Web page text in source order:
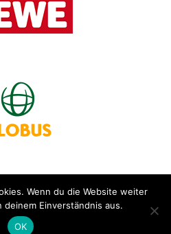
Pfalz
Wenn du die Website weiter
Einverständnis aus.
OK